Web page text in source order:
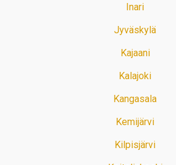
Inari
Jyväskylä
Kajaani
Kalajoki
Kangasala
Kemijärvi
Kilpisjärvi